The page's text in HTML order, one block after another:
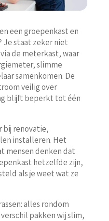
een groepenkast en
Je staat zeker niet
de meterkast, waar
slimme
samenkomen. De
veilig over
blijft beperkt tot één
bij renovatie,
installeren. Het
mensen denken dat
hetzelfde zijn,
als je weet wat ze
alles rondom
pakken wij slim,